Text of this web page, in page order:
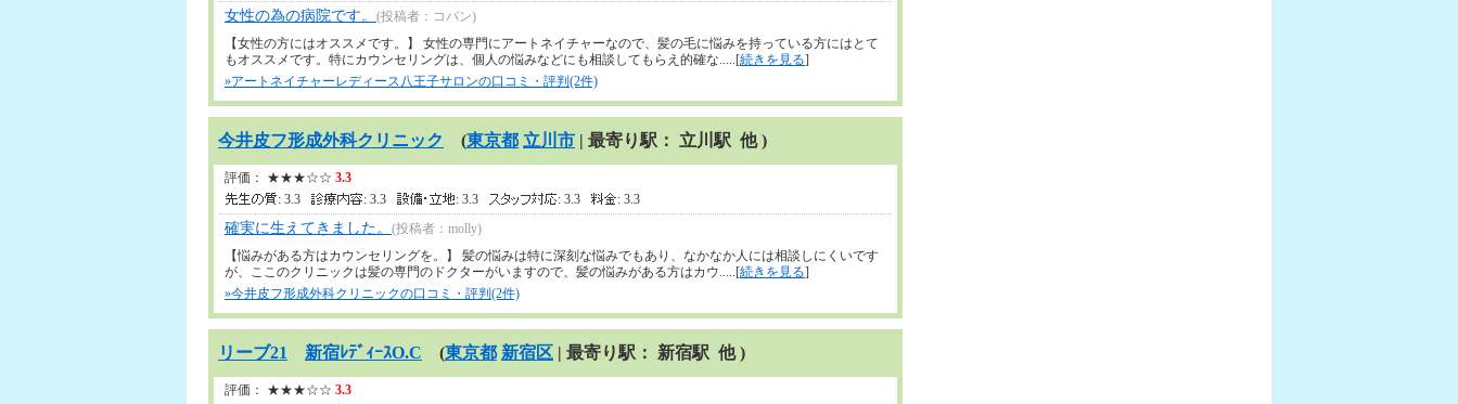
女性の為の病院です。 (投稿者：コパン)
【女性の方にはオススメです。】 女性の専門にアートネイチャーなので、髪の毛に悩みを持っている方にはとて
もオススメです。特にカウンセリングは、個人の悩みなどにも相談してもらえ的確な.....[続きを見る]
»アートネイチャーレディース八王子サロンの口コミ・評判(2件)
今井皮フ形成外科クリニック (東京都 立川市 | 最寄り駅： 立川駅 他 )
評価： ★★★☆☆ 3.3
: 3.3
: 3.3 : 3.3 : 3.3 : 3.3
確実に生えてきました。 (投稿者：molly)
【悩みがある方はカウンセリングを。】 髪の悩みは特に深刻な悩みでもあり、なかなか人には相談しにくいです
が、ここのクリニックは髪の専門のドクターがいますので、髪の悩みがある方はカウ.....[続きを見る]
»今井皮フ形成外科クリニックの口コミ・評判(2件)
リーブ21 新宿ﾚﾃﾞｨｰｽO.C (東京都 新宿区 | 最寄り駅： 新宿駅 他 )
評価： ★★★☆☆ 3.3